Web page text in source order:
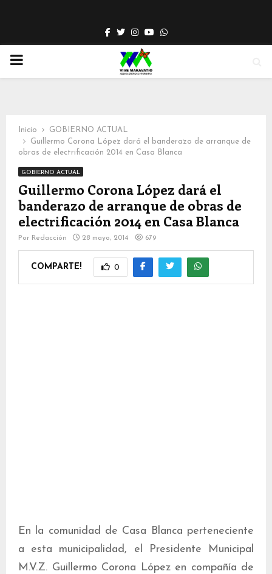
Facebook
TwitterInstagram
YoutubeWhatsapp
PRIMARY
Inicio
GOBIERNO ACTUAL
Guillermo Corona López dará el banderazo de arranque de
obras de electrificación 2014 en Casa Blanca
GOBIERNO ACTUAL
Guillermo Corona López dará el
banderazo de arranque de obras de
electrificación 2014 en Casa Blanca
Por Redacción 28 mayo, 2014 679
COMPARTE! 0
En la comunidad de Casa Blanca perteneciente
a esta municipalidad, el Presidente Municipal
M.V.Z. Guillermo Corona López en compañía de